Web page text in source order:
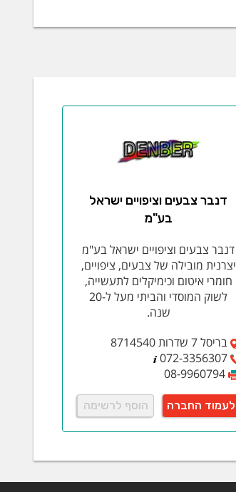
דנבר צבעים וציפויים ישראל
בע"מ
דנבר צבעים וציפויים ישראל בע"מ
יצרנית מובילה של צבעים, ציפויים,
חומרי איטום וכימיקלים לתעשייה,
לשוק המוסדי והביתי מעל ל-20
שנה.
בריסל 7 שדרות 8714540
072-3356307
08-9960794
לעמוד החברה הוסף לרשימה